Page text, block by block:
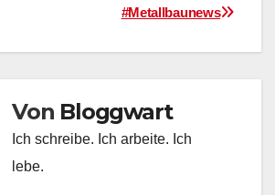
#Metallbaunews
Von Bloggwart
Ich schreibe. Ich arbeite. Ich
lebe.